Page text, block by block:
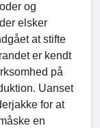
og
elsker
at stifte
er kendt
på
Uanset
for at
en